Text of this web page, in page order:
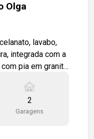
Olga
lavabo,
integrada com a
pia em granito
3 dormitórios 1
em piso
2
Garagens